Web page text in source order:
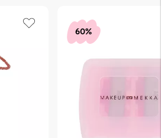
60%